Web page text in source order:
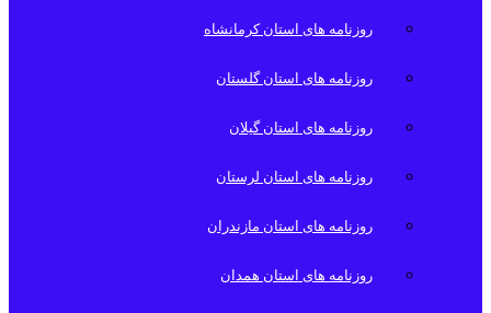
روزنامه های استان کرمانشاه
روزنامه های استان گلستان
روزنامه های استان گیلان
روزنامه های استان لرستان
روزنامه های استان مازندران
روزنامه های استان همدان